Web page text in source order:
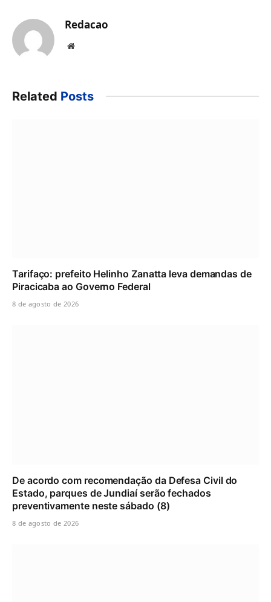
Redacao
Website
Related Posts
Tarifaço: prefeito Helinho Zanatta leva demandas de
Piracicaba ao Governo Federal
8 de agosto de 2026
De acordo com recomendação da Defesa Civil do
Estado, parques de Jundiaí serão fechados
preventivamente neste sábado (8)
8 de agosto de 2026